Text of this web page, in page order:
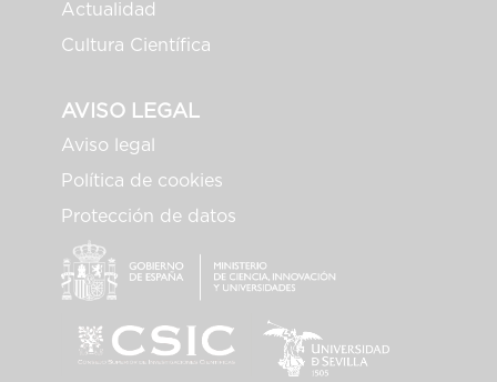
Actualidad
Cultura Científica
AVISO LEGAL
Aviso legal
Política de cookies
Protección de datos